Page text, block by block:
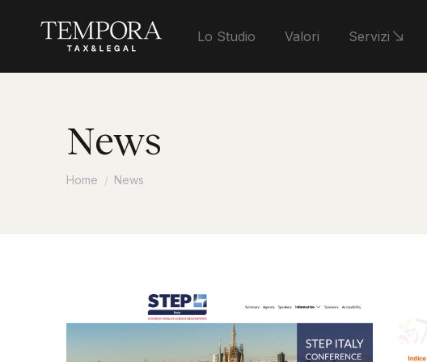
Lo Studio Valori Servizi
News
Tu sei qui:
Home News